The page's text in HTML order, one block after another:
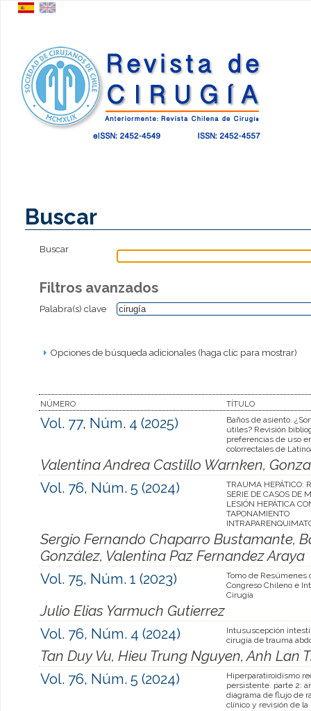
Buscar
Buscar
Filtros avanzados
Palabra(s) clave
Opciones de búsqueda adicionales (haga clic para mostrar)
NÚMERO TÍTULO
Vol. 77, Núm. 4 (2025)
Baños de asiento.
útiles? Revisión
preferencias de uso
colorrectales de
Valentina Andrea Castillo Warnken,
Vol. 76, Núm. 5 (2024)
TRAUMA HEPÁTICO:
SERIE DE CASOS DE
LESIÓN HEPÁTICA
TAPONAMIENTO
Sergio Fernando Chaparro Bustamante,
González, Valentina Paz Fernandez Araya
Vol. 75, Núm. 1 (2023)
Tomo de Resúmenes
Congreso Chileno e
Cirugía
Julio Elias Yarmuch Gutierrez
Vol. 76, Núm. 4 (2024)
Intususcepción
cirugía de trauma
Tan Duy Vu, Hieu Trung Nguyen, Anh Lan
Vol. 76, Núm. 5 (2024)
Hiperparatiroidismo
persistente. parte 2:
diagrama de flujo de
clínico y revisión de